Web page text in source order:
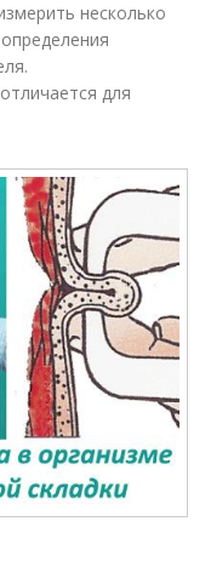
несколько
для